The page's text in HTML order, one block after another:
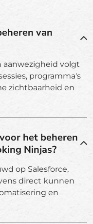
van
aanwezigheid volgt
programma's
zichtbaarheid en
het beheren
Ninjas?
op Salesforce,
direct kunnen
en